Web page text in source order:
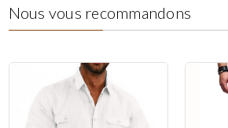
Nous vous recommandons